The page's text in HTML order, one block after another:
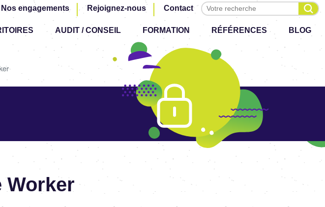
principal
Nos engagements Rejoignez-nous Contact Effectuer une recherche
AUDIT / CONSEIL FORMATION RÉFÉRENCES BLOG
Worker